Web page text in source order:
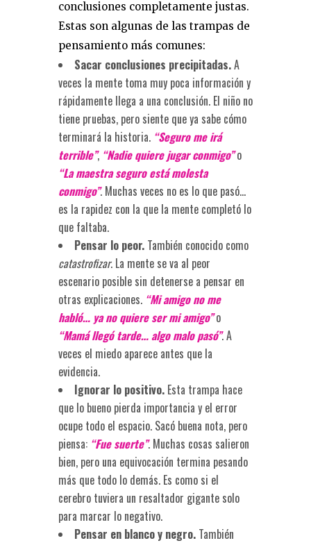
conclusiones completamente justas.
Estas son algunas de las trampas de
pensamiento más comunes:
Sacar conclusiones precipitadas.A
veces la mente toma muy poca información y
rápidamente llega a una conclusión. El niño no
tiene pruebas, pero siente que ya sabe cómo
terminará la historia. “Seguro me irá
terrible”, “Nadie quiere jugar conmigo” o
“La maestra seguro está molesta
conmigo”. Muchas veces no es lo que pasó…
es la rapidez con la que la mente completó lo
que faltaba.
Pensar lo peor. También conocido como
catastrofizar. La mente se va al peor
escenario posible sin detenerse a pensar en
otras explicaciones. “Mi amigo no me
habló… ya no quiere ser mi amigo”o
“Mamá llegó tarde… algo malo pasó”. A
veces el miedo aparece antes que la
evidencia.
Ignorar lo positivo. Esta trampa hace
que lo bueno pierda importancia y el error
ocupe todo el espacio. Sacó buena nota, pero
piensa: “Fue suerte”. Muchas cosas salieron
bien, pero una equivocación termina pesando
más que todo lo demás. Es como si el
cerebro tuviera un resaltador gigante solo
para marcar lo negativo.
Pensar en blanco y negro. También